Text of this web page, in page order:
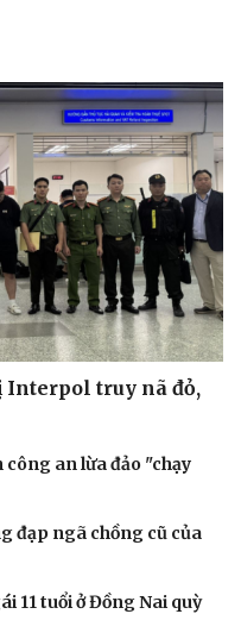
Interpol truy nã đỏ,
an lừa đảo "chạy
đạp ngã chồng cũ của
11 tuổi ở Đồng Nai quỳ